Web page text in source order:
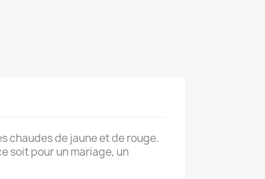
chaudes de jaune et de rouge.
soit pour un mariage, un